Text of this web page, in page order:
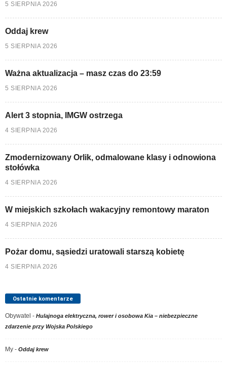
5 SIERPNIA 2026
Oddaj krew
5 SIERPNIA 2026
Ważna aktualizacja – masz czas do 23:59
5 SIERPNIA 2026
Alert 3 stopnia, IMGW ostrzega
4 SIERPNIA 2026
Zmodernizowany Orlik, odmalowane klasy i odnowiona
stołówka
4 SIERPNIA 2026
W miejskich szkołach wakacyjny remontowy maraton
4 SIERPNIA 2026
Pożar domu, sąsiedzi uratowali starszą kobietę
4 SIERPNIA 2026
Ostatnie komentarze
Obywatel - Hulajnoga elektryczna, rower i osobowa Kia – niebezpieczne
zdarzenie przy Wojska Polskiego
My - Oddaj krew